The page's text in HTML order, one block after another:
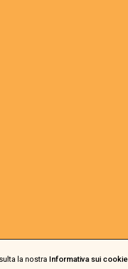
la nostra Informativa sui cookie